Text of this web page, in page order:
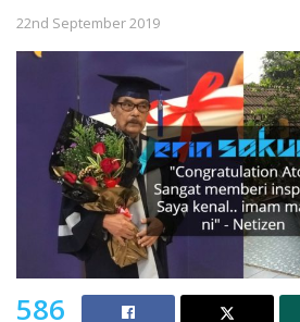
22nd September 2019
586